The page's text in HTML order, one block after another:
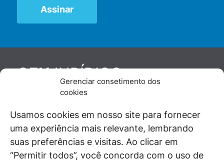
Gerenciar consetimento dos
cookies
Usamos cookies em nosso site para fornecer
uma experiência mais relevante, lembrando
suas preferências e visitas. Ao clicar em
“Permitir todos”, você concorda com o uso de
GENJURÍDICO
De maneira independente, os autores e
juristas e doutrinadores nacionais, se posicionam
diante de questões relevantes do cotidiano e
universo jurídico.